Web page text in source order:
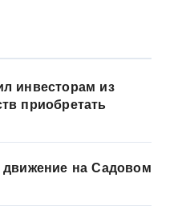
инвесторам из
приобретать
движение на Садовом